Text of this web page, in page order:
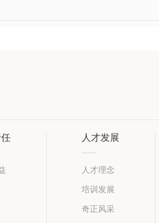
人才发展
人才理念
培训发展
奇正风采